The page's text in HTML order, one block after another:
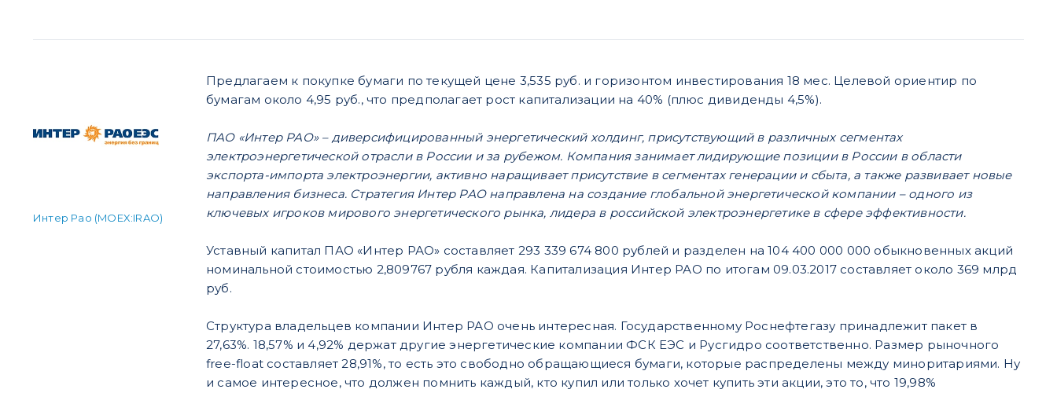
Интер Рао (MOEX:IRAO)
Предлагаем к покупке бумаги по текущей цене 3,535 руб. и горизонтом инвестирования 18 мес. Целевой ориентир по
бумагам около 4,95 руб., что предполагает рост капитализации на 40% (плюс дивиденды 4,5%).
ПАО «Интер РАО» – диверсифицированный энергетический холдинг, присутствующий в различных сегментах
электроэнергетической отрасли в России и за рубежом. Компания занимает лидирующие позиции в России в области
экспорта-импорта электроэнергии, активно наращивает присутствие в сегментах генерации и сбыта, а также развивает новые
направления бизнеса. Стратегия Интер РАО направлена на создание глобальной энергетической компании – одного из
ключевых игроков мирового энергетического рынка, лидера в российской электроэнергетике в сфере эффективности.
Уставный капитал ПАО «Интер РАО» составляет 293 339 674 800 рублей и разделен на 104 400 000 000 обыкновенных акций
номинальной стоимостью 2,809767 рубля каждая. Капитализация Интер РАО по итогам 09.03.2017 составляет около 369 млрд
руб.
Структура владельцев компании Интер РАО очень интересная. Государственному Роснефтегазу принадлежит пакет в
27,63%. 18,57% и 4,92% держат другие энергетические компании ФСК ЕЭС и Русгидро соответственно. Размер рыночного
free-float составляет 28,91%, то есть это свободно обращающиеся бумаги, которые распределены между миноритариями. Ну
и самое интересное, что должен помнить каждый, кто купил или только хочет купить эти акции, это то, что 19,98%